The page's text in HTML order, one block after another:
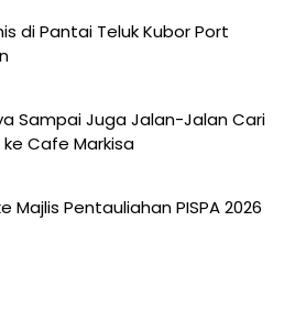
di Pantai Teluk Kubor Port
Sampai Juga Jalan-Jalan Cari
ke Cafe Markisa
Majlis Pentauliahan PISPA 2026